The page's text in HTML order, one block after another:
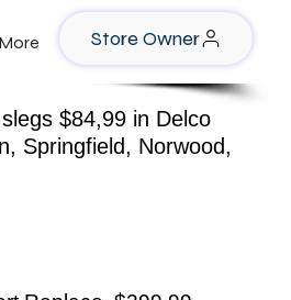
More Store Owner
$84,99 in Delco
Springfield, Norwood,